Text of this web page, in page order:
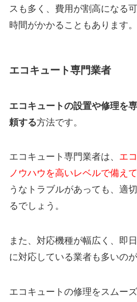
スも多く、費用が割高になる
時間がかかることもあります。
エコキュート専門業者
エコキュートの設置や修理を
頼する方法です。
エコキュート専門業者は、 エ
ノウハウを高いレベルで備え
うなトラブルがあっても、適
るでしょう。
また、対応機種が幅広く、即
に対応している業者も多いのが
エコキュートの修理をスムー